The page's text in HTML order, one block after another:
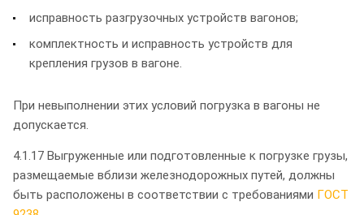
исправность разгрузочных устройств вагонов;
комплектность и исправность устройств для
крепления грузов в вагоне.
При невыполнении этих условий погрузка в вагоны не
допускается.
4.1.17 Выгруженные или подготовленные к погрузке грузы,
размещаемые вблизи железнодорожных путей, должны
быть расположены в соответствии с требованиями ГОСТ